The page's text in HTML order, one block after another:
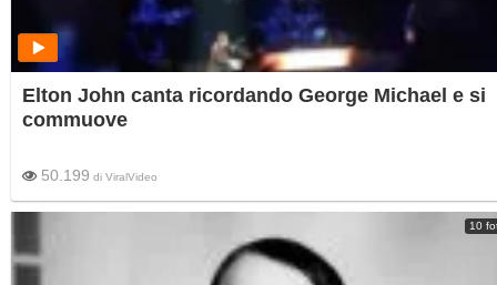
Elton John canta ricordando George Michael e si
commuove
50.199 di ViralVideo
10